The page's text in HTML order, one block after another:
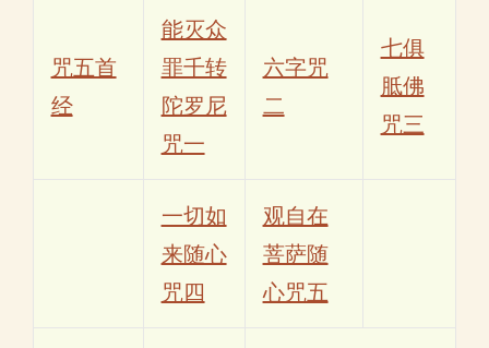
咒五首
经
能灭众
罪千转
陀罗尼
咒一
六字咒
二
七俱
胝佛
咒三
一切如
来随心
咒四
观自在
菩萨随
心咒五